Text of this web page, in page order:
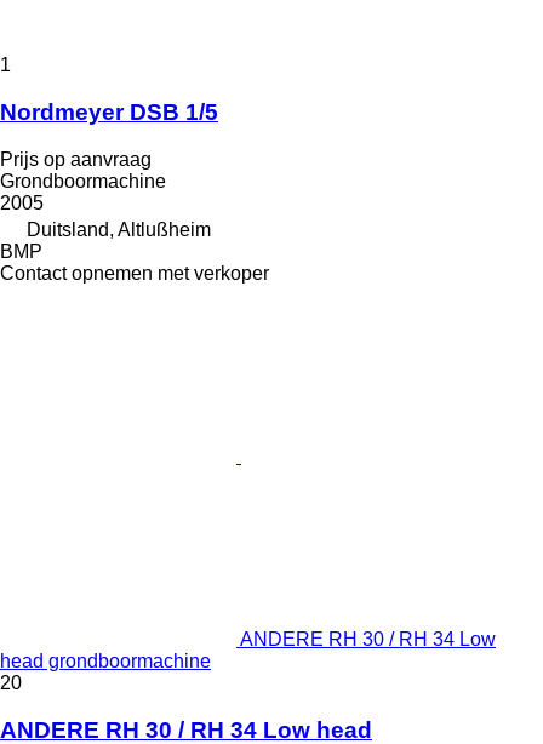
1
Nordmeyer DSB 1/5
Prijs op aanvraag
Grondboormachine
2005
Duitsland, Altlußheim
BMP
Contact opnemen met verkoper
ANDERE RH 30 / RH 34 Low
head grondboormachine
20
ANDERE RH 30 / RH 34 Low head